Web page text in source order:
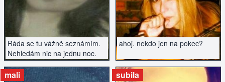
Ráda se tu vážně seznámím.
Nehledám nic na jednu noc.
ahoj. nekdo jen na pokec?
mali subila